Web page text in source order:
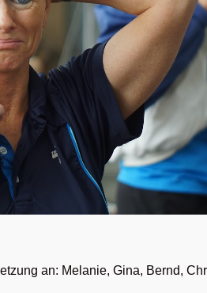
an: Melanie, Gina, Bernd,